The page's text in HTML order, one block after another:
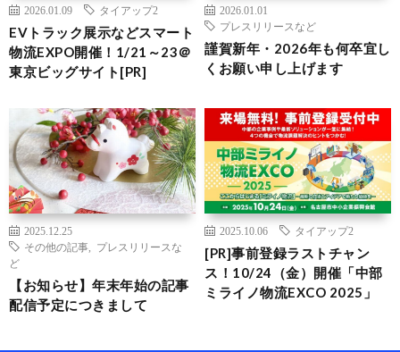
2026.01.09 タイアップ2
EVトラック展示などスマート
物流EXPO開催！1/21～23＠
東京ビッグサイト[PR]
2026.01.01
プレスリリースなど
謹賀新年・2026年も何卒宜し
くお願い申し上げます
2025.12.25
その他の記事
プレスリリースな
ど
【お知らせ】年末年始の記事
配信予定につきまして
2025.10.06 タイアップ2
[PR]事前登録ラストチャン
ス！10/24（金）開催「中部
ミライノ物流EXCO 2025」